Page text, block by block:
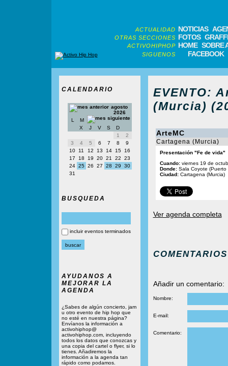
ACTUALIDAD NOTICIAS
OTRAS SECCIONES FOTOS
ACTIVOHIPHOP HOME SOBRE
SIGUENOS FACEBOOK
CALENDARIO
agosto
2026
L
M
X
J V S
D
1
2
3
4 5 6 7 8
9
10
11 12 13 14 15
16
17
18 19 20 21 22
23
24 25 26 27 28 29
30
31
BUSQUEDA
incluir eventos terminados
AYUDANOS A
MEJORAR LA
AGENDA
¿Sabes de algún concierto, jam
u otro evento de hip hop que
no esté en nuestra página?
Envíanos la información a
activohiphop@
activohiphop.com, incluyendo
todos los datos que conozcas y
una copia del cartel o flyer, si lo
tienes. Añadiremos la
información a la agenda tan
rápido como podamos.
EVENTO:
(Murcia)
ArteMC
Cartagena (Murcia)
Presentación "Fe de vida"
Cuando:viernes 19 de
Donde:Sala Coyote (Puerto
Ciudad:Cartagena (Murcia)
Ver agenda completa
COMENTARIOS
Añadir un comentario:
Nombre:
E-mail:
Comentario: